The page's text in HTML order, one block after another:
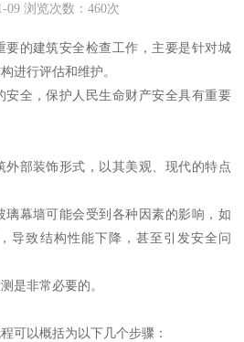
09浏览次数： 460次
要的建筑安全检查工作，主要是针对城
进行评估和维护。
安全，保护人民生命财产安全具有重要
外部装饰形式，以其美观、现代的特点
璃幕墙可能会受到各种因素的影响，如
导致结构性能下降，甚至引发安全问
是非常必要的。
可以概括为以下几个步骤：